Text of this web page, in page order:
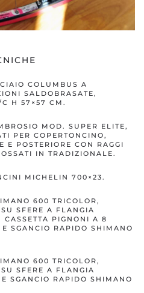
COLUMBUS A
SALDOBRASATE,
H 57×57 CM.
MOD. SUPER ELITE,
PER COPERTONCINO,
E POSTERIORE CON RAGGI
IN TRADIZIONALE.
MICHELIN 700×23.
600 TRICOLOR,
SFERE A FLANGIA
CASSETTA PIGNONI A 8
E SGANCIO RAPIDO SHIMANO
600 TRICOLOR,
SFERE A FLANGIA
SGANCIO RAPIDO SHIMANO